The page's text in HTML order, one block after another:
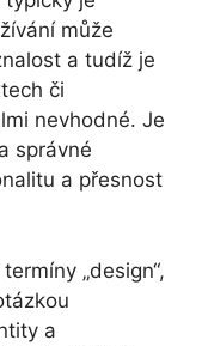
může
a tudíž je
či
nevhodné. Je
správné
a přesnost
„design“,
a